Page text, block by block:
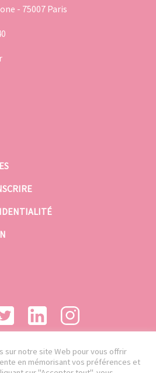
- 75007 Paris
sur notre site Web pour vous offrir
en mémorisant vos préférences et